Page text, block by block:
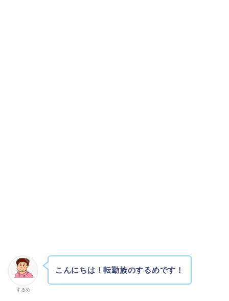
するめ
こんにちは！転勤族のするめです！